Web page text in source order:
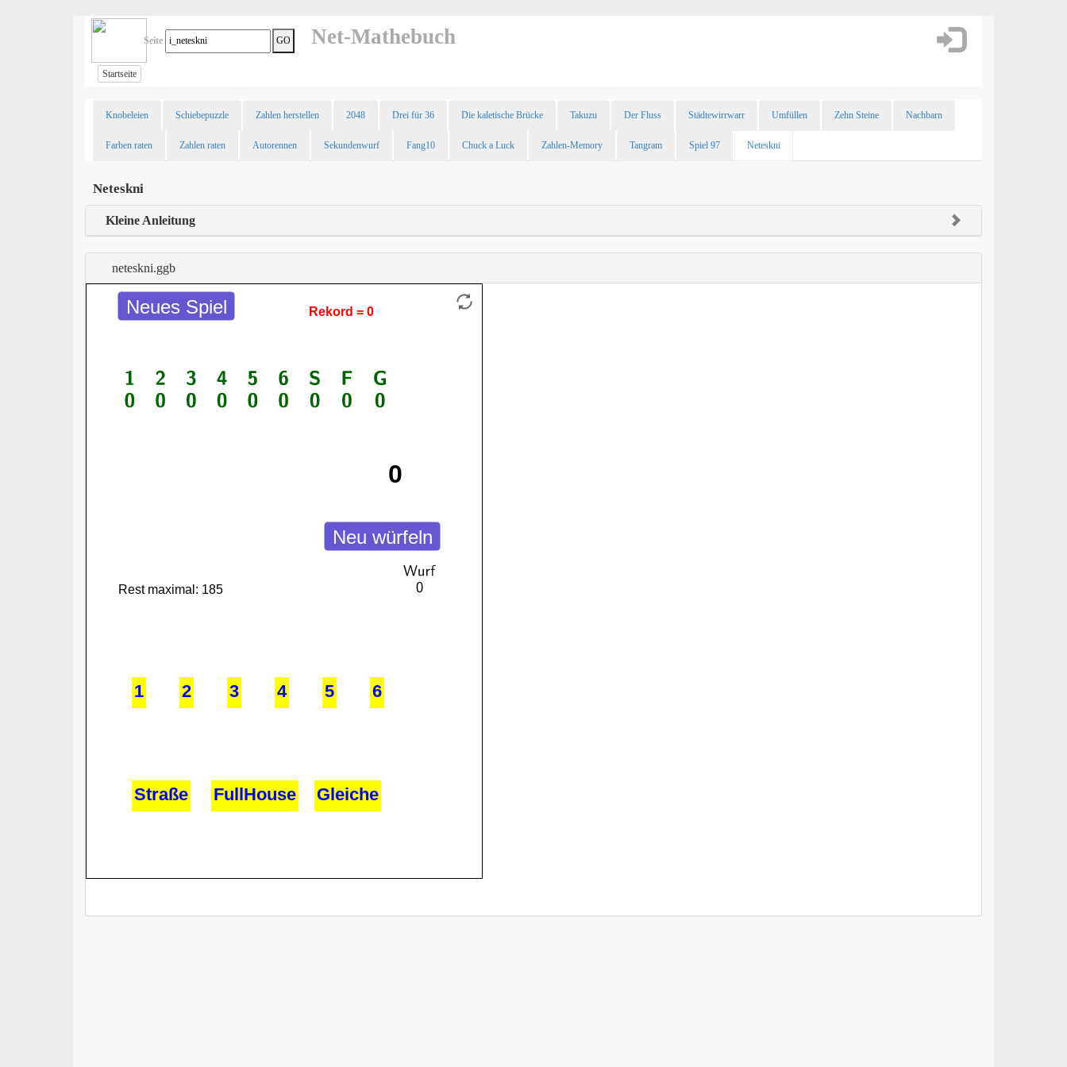
Seite GO Net-Mathebuch
Startseite
Knobeleien Schiebepuzzle Zahlen herstellen 2048 Drei für 36 Die kaletische Brücke Takuzu Der Fluss Städtewirrwarr Umfüllen Zehn Steine Nachbarn
Farben raten Zahlen raten Autorennen Sekundenwurf Fang10 Chuck a Luck Zahlen-Memory Tangram Spiel 97 Neteskni
Neteskni
Kleine Anleitung
neteskni.ggb